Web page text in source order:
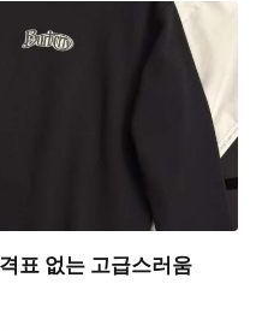
표 없는 고급스러움